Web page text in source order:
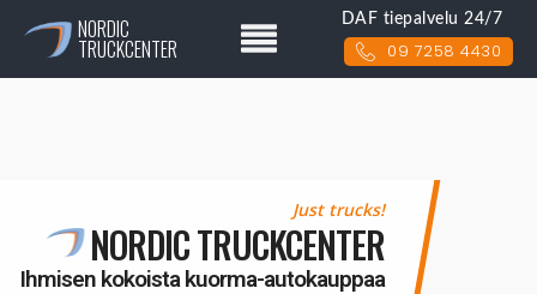
NORDIC
TRUCKCENTER
DAF tiepalvelu 24/7
09 7258 4430
Just trucks!
NORDIC TRUCKCENTER
Ihmisen kokoista kuorma-autokauppaa